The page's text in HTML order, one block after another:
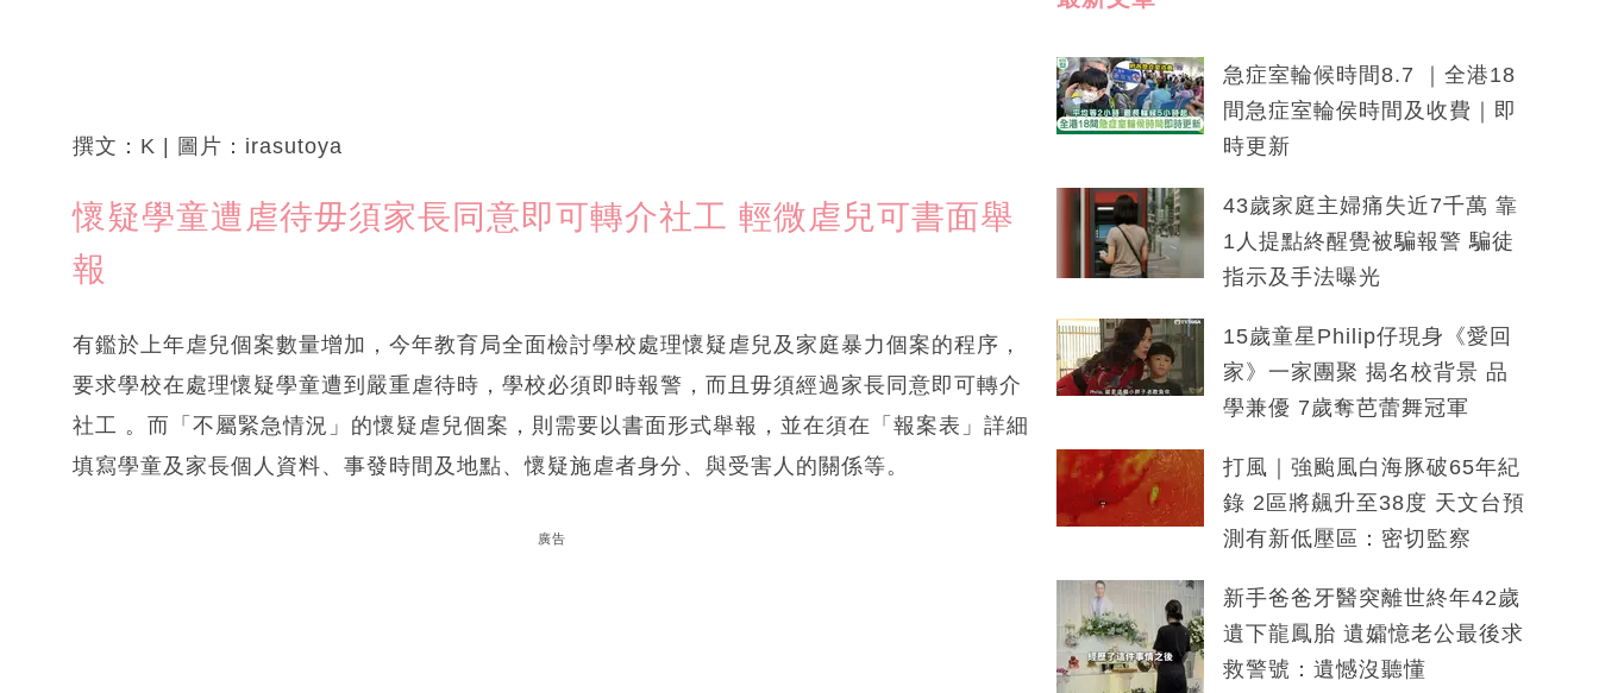
撰文：K | 圖片：irasutoya
懷疑學童遭虐待毋須家長同意即可轉介社工 輕微虐兒可書面舉
報
有鑑於上年虐兒個案數量增加，今年教育局全面檢討學校處理懷疑虐兒及家庭暴力個案的程序，
要求學校在處理懷疑學童遭到嚴重虐待時，學校必須即時報警，而且毋須經過家長同意即可轉介
社工 。而「不屬緊急情況」的懷疑虐兒個案，則需要以書面形式舉報，並在須在「報案表」詳細
填寫學童及家長個人資料、事發時間及地點、懷疑施虐者身分、與受害人的關係等。
廣告
急症室輪候時間8.7 ｜全港18
間急症室輪侯時間及收費｜即
時更新
43歲家庭主婦痛失近7千萬 靠
1人提點終醒覺被騙報警 騙徒
指示及手法曝光
15歲童星Philip仔現身《愛回
家》一家團聚 揭名校背景 品
學兼優 7歲奪芭蕾舞冠軍
打風｜強颱風白海豚破65年紀
錄 2區將飆升至38度 天文台預
測有新低壓區：密切監察
新手爸爸牙醫突離世終年42歲
遺下龍鳳胎 遺孀憶老公最後求
救警號：遺憾沒聽懂